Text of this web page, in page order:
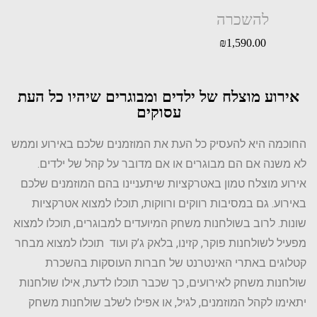
להשכרה
₪1,590.00
אירוע מוצלח של ילדים ומבוגרים שיהיו כל העת
עסוקים
החוכמה היא להעסיק כל העת את המוזמנים שלכם באירוע וממש
לא משנה אם הם מבוגרים או אם מדובר על קהל של ילדים.
אירוע מוצלח טמון באטרקציות שיתעניינו בהם המוזמנים שלכם
באירוע. גם במסיבות רווקים ורווקות, תוכלו למצוא אטרקציות
שונות. לרוב בשולחנות משחק המיועדים למבוגרים, תוכלו למצוא
מפעיל לשולחנות פוקר, קזינו, בלאק ג’ק ועוד תוכלו למצוא מבחר
קטלוגים באתרי האינטרנט של חברות העוסקות בהשכרת
שולחנות משחק לאירועים, כך שכבר תוכלו לדעת, אילו שולחנות
יתאימו לקהל המוזמנים, לגיל, או אפילו לשלב שולחנות משחק